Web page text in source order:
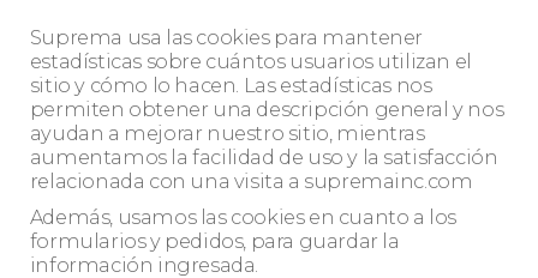
Suprema usa las cookies para mantener
estadísticas sobre cuántos usuarios utilizan el
sitio y cómo lo hacen. Las estadísticas nos
permiten obtener una descripción general y nos
ayudan a mejorar nuestro sitio, mientras
aumentamos la facilidad de uso y la satisfacción
relacionada con una visita a supremainc.com
Además, usamos las cookies en cuanto a los
formularios y pedidos, para guardar la
información ingresada.